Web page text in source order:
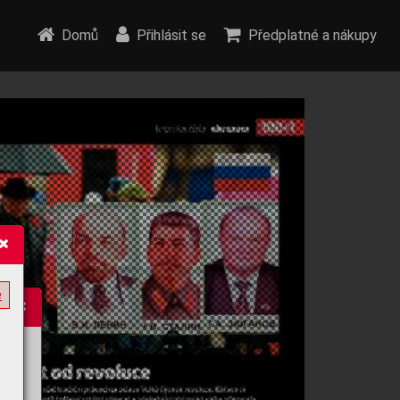
Domů Přihlásit se Předplatné a nákupy